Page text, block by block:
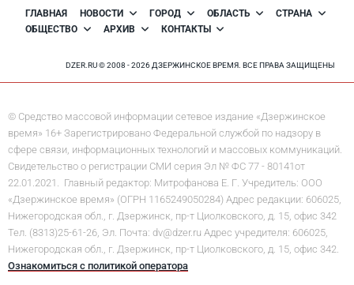
ГЛАВНАЯ НОВОСТИ ГОРОД ОБЛАСТЬ
СТРАНА
ОБЩЕСТВО
АРХИВ КОНТАКТЫ
DZER.RU © 2008 - 2026 ДЗЕРЖИНСКОЕ ВРЕМЯ. ВСЕ ПРАВА ЗАЩИЩЕНЫ
© Средство массовой информации сетевое издание «Дзержинское
время» 16+ Зарегистрировано Федеральной службой по надзору в
сфере связи, информационных технологий и массовых коммуникаций.
Свидетельство о регистрации СМИ серия Эл № ФС 77 - 80141от
22.01.2021. Главный редактор: Митрофанова Е. Г. Учредитель: ООО
«Дзержинское время» (ОГРН 1165249050284) Адрес редакции: 606025,
Нижегородская обл., г. Дзержинск, пр-т Циолковского, д. 15, офис 342
Тел. (8313)25-61-26, Эл. Почта: dv@dzer.ru Адрес учредителя: 606025,
Нижегородская обл., г. Дзержинск, пр-т Циолковского, д. 15, офис 342.
Ознакомиться с политикой оператора